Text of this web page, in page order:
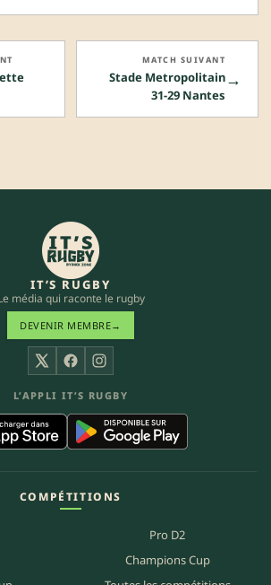
→
MATCH SUIVANT
Stade Metropolitain
31-29 Nantes
IT’S RUGBY
média qui raconte le rugby
DEVENIR MEMBRE→
X FacebookInstagram
L’APPLI IT’S RUGBY
COMPÉTITIONS
Pro D2
Champions Cup